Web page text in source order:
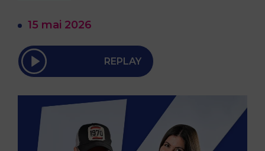
15 mai 2026
REPLAY